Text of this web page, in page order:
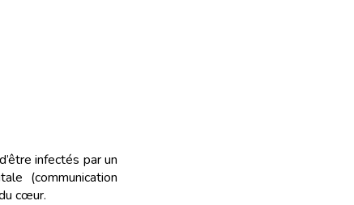
infectés par un
(communication
cœur.